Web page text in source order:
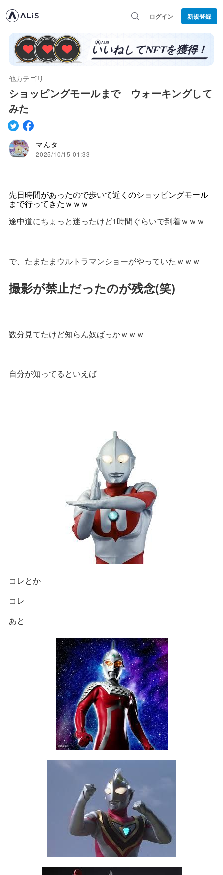
ログイン 新規登録
他カテゴリ
ショッピングモールまで ウォーキングして
みた
マんタ
2025/10/15 01:33
先日時間があったので歩いて近くのショッピングモール
まで行ってきたｗｗｗ
途中道にちょっと迷ったけど1時間ぐらいで到着ｗｗｗ
で、たまたまウルトラマンショーがやっていたｗｗｗ
撮影が禁止だったのが残念(笑)
数分見てたけど知らん奴ばっかｗｗｗ
自分が知ってるといえば
コレとか
コレ
あと